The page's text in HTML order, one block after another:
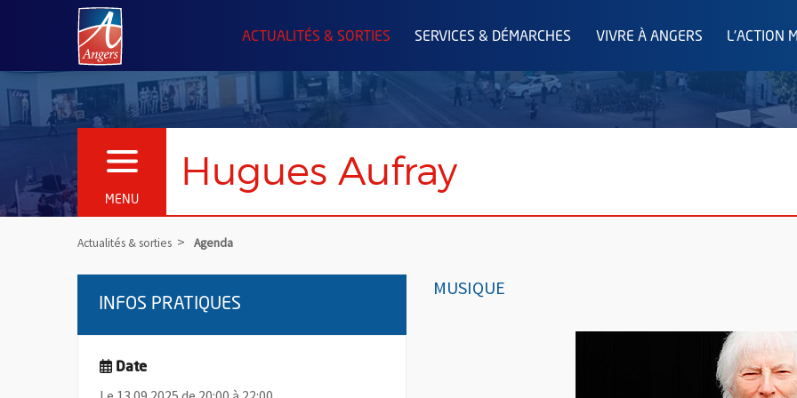
Angers.fr : Retour à l'accueil
ACTUALITÉS & SORTIES SERVICES & DÉMARCHES VIVRE À ANGERS L'ACTION
MENU
OUVRIR LE MENU Hugues Aufray
Actualités & sorties Agenda
MUSIQUE
INFOS PRATIQUES
Date